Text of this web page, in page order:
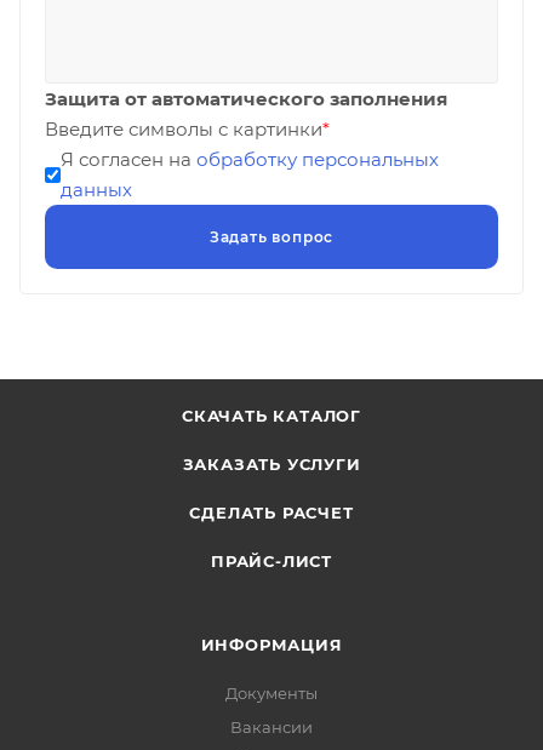
Защита от автоматического заполнения
Введите символы с картинки*
Я согласен на обработку персональных
данных
СКАЧАТЬ КАТАЛОГ
ЗАКАЗАТЬ УСЛУГИ
СДЕЛАТЬ РАСЧЕТ
ПРАЙС-ЛИСТ
ИНФОРМАЦИЯ
Документы
Вакансии